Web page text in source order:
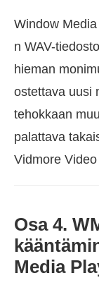
Window
n WAV-
hieman
ostettava uusi
tehokkaan
palattava
Vidmore
Osa 4.
Media